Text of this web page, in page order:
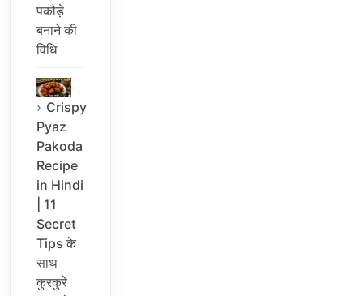
पकौड़े
बनाने की
विधि
Crispy
Pyaz
Pakoda
Recipe
in Hindi
| 11
Secret
Tips के
साथ
कुरकुरे